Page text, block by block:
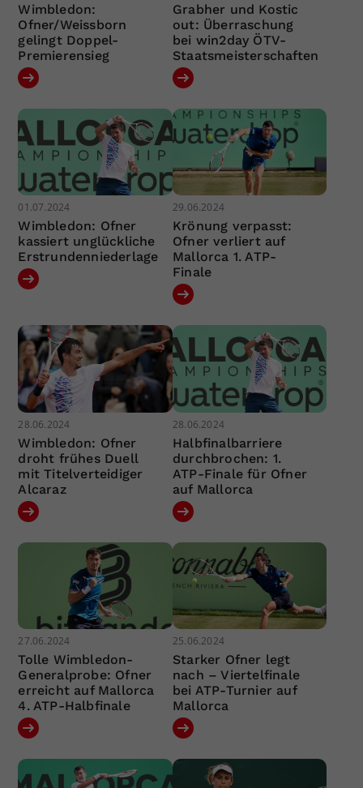
Wimbledon:
Ofner/Weissborn
gelingt Doppel-
Premierensieg
Grabher und Kostic
out: Überraschung
bei win2day ÖTV-
Staatsmeisterschaften
01.07.2024
Wimbledon: Ofner
kassiert unglückliche
Erstrundenniederlage
29.06.2024
Krönung verpasst:
Ofner verliert auf
Mallorca 1. ATP-
Finale
28.06.2024
Wimbledon: Ofner
droht frühes Duell
mit Titelverteidiger
Alcaraz
28.06.2024
Halbfinalbarriere
durchbrochen: 1.
ATP-Finale für Ofner
auf Mallorca
27.06.2024
Tolle Wimbledon-
Generalprobe: Ofner
erreicht auf Mallorca
4. ATP-Halbfinale
25.06.2024
Starker Ofner legt
nach – Viertelfinale
bei ATP-Turnier auf
Mallorca